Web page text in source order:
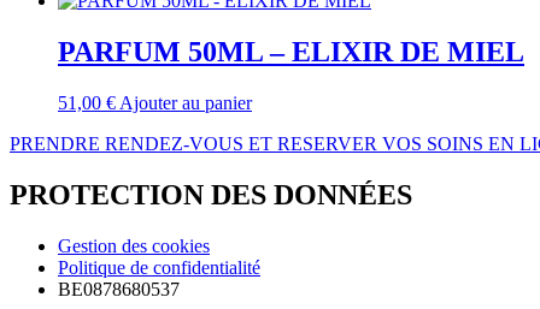
PARFUM 50ML – ELIXIR DE MIEL
51,00 € Ajouter au panier
PRENDRE RENDEZ-VOUS ET RESERVER VOS SOINS EN
PROTECTION DES DONNÉES
Gestion des cookies
Politique de confidentialité
BE0878680537